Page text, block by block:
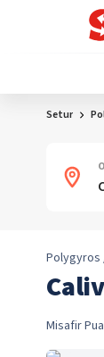
Setur
Polygyros
Misafir